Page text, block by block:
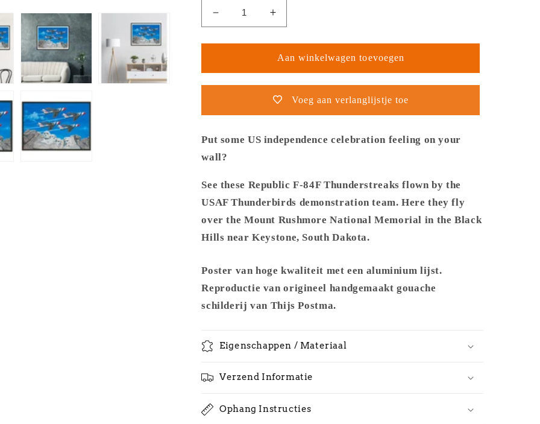
Aantal
verlagen
voor
Postma
-
F-
84
Thunderbirds
Mount
Rushmore
-
Metal
Frame
Aantal
verhogen
voor
Thijs
Postma
-
Poster
F-
Mount
Rushmore
-
Frame
Aan winkelwagen toevoegen
Voeg aan verlanglijstje toe
Put some US independence celebration feeling on your
wall?
See these Republic F-84F Thunderstreaks flown by the
USAF Thunderbirds demonstration team. Here they fly
over the Mount Rushmore National Memorial in the Black
Hills near Keystone, South Dakota.
Poster van hoge kwaliteit met een aluminium lijst.
Reproductie van origineel handgemaakt gouache
schilderij van Thijs Postma.
Eigenschappen / Materiaal
Verzend Informatie
Ophang Instructies